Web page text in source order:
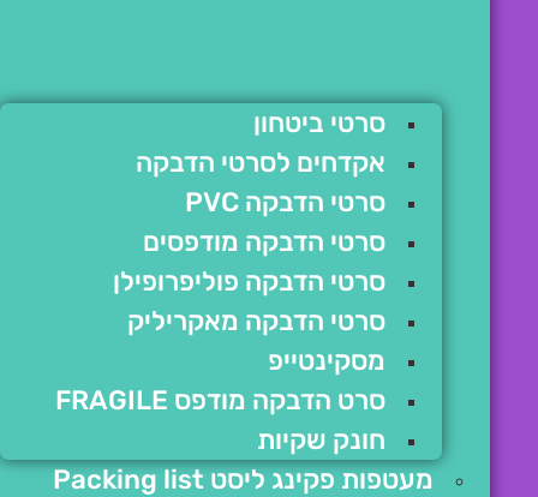
סרטי ביטחון
אקדחים לסרטי הדבקה
סרטי הדבקה PVC
סרטי הדבקה מודפסים
סרטי הדבקה פוליפרופילן
סרטי הדבקה מאקריליק
מסקינטייפ
סרט הדבקה מודפס FRAGILE
חונק שקיות
מעטפות פקינג ליסט Packing list